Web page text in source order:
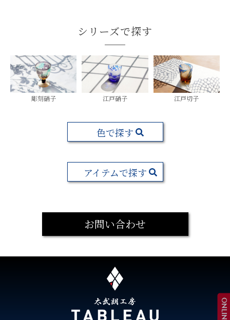
シリーズで探す
彫刻硝子 江戸硝子 江戸切子
色で探す
アイテムで探す
お問い合わせ